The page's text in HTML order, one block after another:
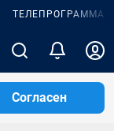
ТЕЛЕПРОГРАММА
Согласен